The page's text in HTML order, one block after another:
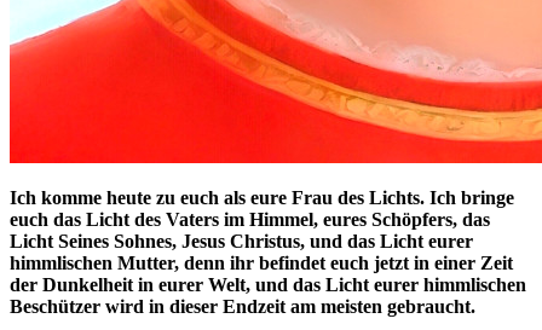
Ich komme heute zu euch als eure Frau des Lichts. Ich bringe
euch das Licht des Vaters im Himmel, eures Schöpfers, das
Licht Seines Sohnes, Jesus Christus, und das Licht eurer
himmlischen Mutter, denn ihr befindet euch jetzt in einer Zeit
der Dunkelheit in eurer Welt, und das Licht eurer himmlischen
Beschützer wird in dieser Endzeit am meisten gebraucht.